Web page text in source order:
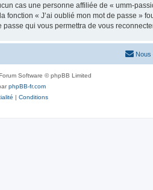
cas une personne affiliée de « umm-
« J’ai oublié mon mot de passe »
qui vous permettra de vous
Nous
Software © phpBB Limited
phpBB-fr.com
| Conditions